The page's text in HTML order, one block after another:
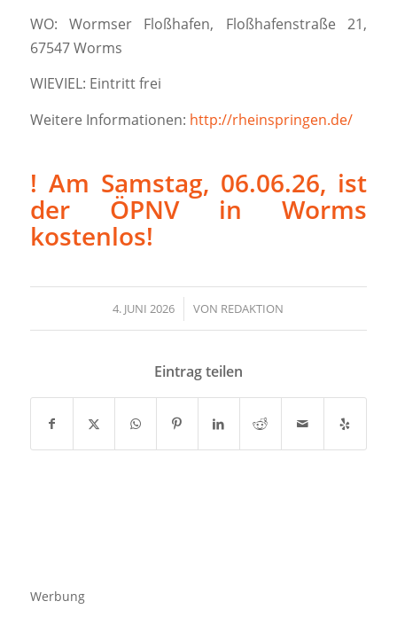
WO: Wormser Floßhafen, Floßhafenstraße 21,
67547 Worms
WIEVIEL: Eintritt frei
Weitere Informationen: http://rheinspringen.de/
! Am Samstag, 06.06.26, ist
der ÖPNV in Worms
kostenlos!
4. JUNI 2026
/ VON REDAKTION
Eintrag teilen
Werbung